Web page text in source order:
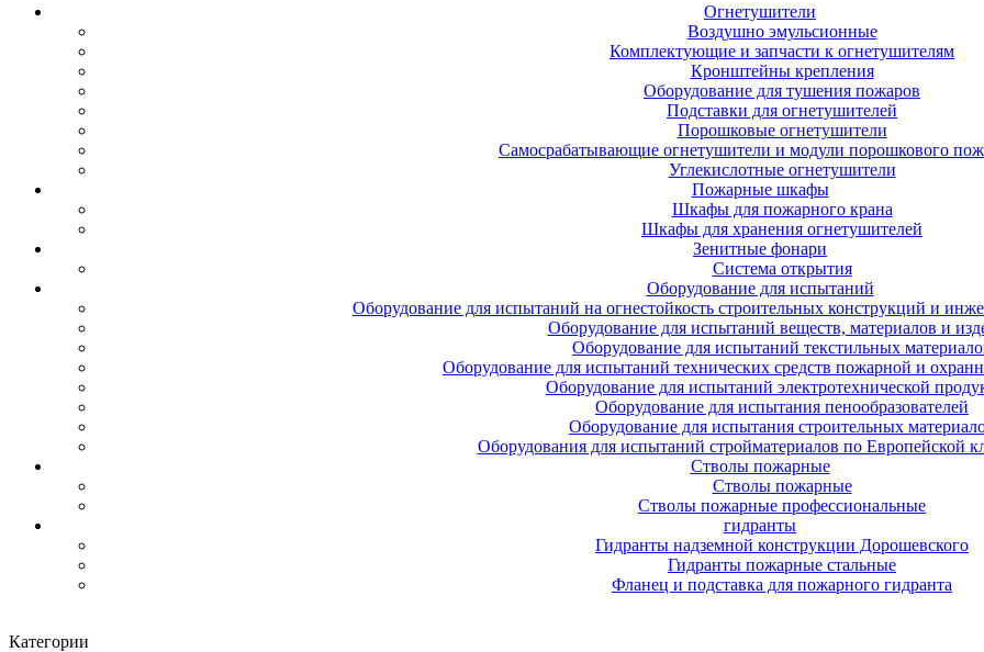
Огнетушители
Воздушно эмульсионные
Комплектующие и запчасти к огнетушителям
Кронштейны крепления
Оборудование для тушения пожаров
Подставки для огнетушителей
Порошковые огнетушители
Самосрабатывающие огнетушители и модули порошкового
Углекислотные огнетушители
Пожарные шкафы
Шкафы для пожарного крана
Шкафы для хранения огнетушителей
Зенитные фонари
Система открытия
Оборудование для испытаний
Оборудование для испытаний на огнестойкость строительных конструкций и
Оборудование для испытаний веществ, материалов и
Оборудование для испытаний текстильных
Оборудование для испытаний технических средств пожарной и
Оборудование для испытаний электротехнической
Оборудование для испытания пенообразователей
Оборудование для испытания строительных
Оборудования для испытаний стройматериалов по Европейской
Стволы пожарные
Стволы пожарные
Стволы пожарные профессиональные
гидранты
Гидранты надземной конструкции Дорошевского
Гидранты пожарные стальные
Фланец и подставка для пожарного гидранта
Категории